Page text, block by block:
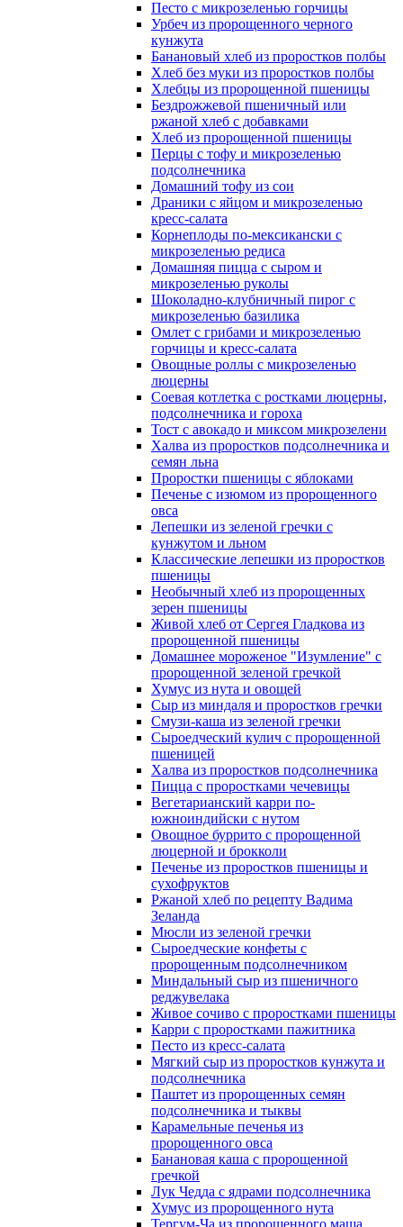
Песто с микрозеленью горчицы
Урбеч из пророщенного черного
кунжута
Банановый хлеб из проростков полбы
Хлеб без муки из проростков полбы
Хлебцы из пророщенной пшеницы
Бездрожжевой пшеничный или
ржаной хлеб с добавками
Хлеб из пророщенной пшеницы
Перцы с тофу и микрозеленью
подсолнечника
Домашний тофу из сои
Драники с яйцом и микрозеленью
кресс-салата
Корнеплоды по-мексикански с
микрозеленью редиса
Домашняя пицца с сыром и
микрозеленью руколы
Шоколадно-клубничный пирог с
микрозеленью базилика
Омлет с грибами и микрозеленью
горчицы и кресс-салата
Овощные роллы с микрозеленью
люцерны
Соевая котлетка с ростками люцерны,
подсолнечника и гороха
Тост с авокадо и миксом микрозелени
Халва из проростков подсолнечника и
семян льна
Проростки пшеницы с яблоками
Печенье с изюмом из пророщенного
овса
Лепешки из зеленой гречки с
кунжутом и льном
Классические лепешки из проростков
пшеницы
Необычный хлеб из пророщенных
зерен пшеницы
Живой хлеб от Сергея Гладкова из
пророщенной пшеницы
Домашнее мороженое "Изумление" с
пророщенной зеленой гречкой
Хумус из нута и овощей
Сыр из миндаля и проростков гречки
Смузи-каша из зеленой гречки
Сыроедческий кулич с пророщенной
пшеницей
Халва из проростков подсолнечника
Пицца с проростками чечевицы
Вегетарианский карри по-
южноиндийски с нутом
Овощное буррито с пророщенной
люцерной и брокколи
Печенье из проростков пшеницы и
сухофруктов
Ржаной хлеб по рецепту Вадима
Зеланда
Мюсли из зеленой гречки
Сыроедческие конфеты с
пророщенным подсолнечником
Миндальный сыр из пшеничного
реджувелака
Живое сочиво с проростками пшеницы
Карри с проростками пажитника
Песто из кресс-салата
Мягкий сыр из проростков кунжута и
подсолнечника
Паштет из пророщенных семян
подсолнечника и тыквы
Карамельные печенья из
пророщенного овса
Банановая каша с пророщенной
гречкой
Лук Чедда с ядрами подсолнечника
Хумус из пророщенного нута
Тергум-Ча из пророщенного маша